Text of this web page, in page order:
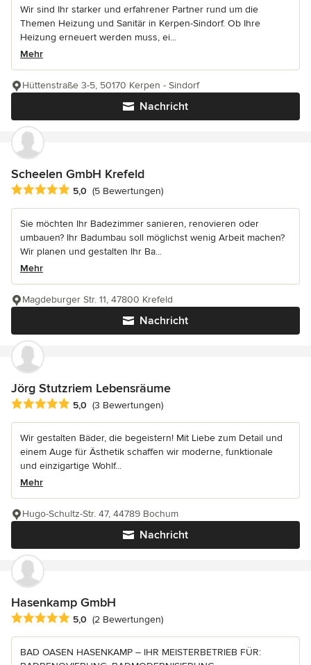
Wir sind Ihr starker und erfahrener Partner rund um die
Themen Heizung und Sanitär in Kerpen-Sindorf. Ob Ihre
Heizung erneuert werden muss, ei...
Mehr
Nachricht
Hüttenstraße 3-5, 50170 Kerpen - Sindorf
Scheelen GmbH Krefeld
Durchschnittliche Bewertung: 5 von 5 Sternen
5,0 (5 Bewertungen)
Sie möchten Ihr Badezimmer sanieren, renovieren oder
umbauen? Ihr Badumbau soll möglichst wenig Arbeit machen?
Wir planen und gestalten Ihr Ba...
Mehr
Nachricht
Magdeburger Str. 11, 47800 Krefeld
Jörg Stutzriem Lebensräume
Durchschnittliche Bewertung: 5 von 5 Sternen
5,0 (3 Bewertungen)
Wir gestalten Bäder, die begeistern! Mit Liebe zum Detail und
einem Auge für Ästhetik schaffen wir moderne, funktionale
und einzigartige Wohlf...
Mehr
Nachricht
Hugo-Schultz-Str. 47, 44789 Bochum
Hasenkamp GmbH
Durchschnittliche Bewertung: 5 von 5 Sternen
5,0 (2 Bewertungen)
BAD OASEN HASENKAMP – IHR MEISTERBETRIEB FÜR: